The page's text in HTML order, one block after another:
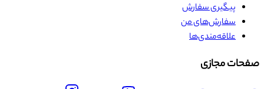
پیگیری سفارش
سفارش‌های من
علاقه‌مندی‌ها
مجازی